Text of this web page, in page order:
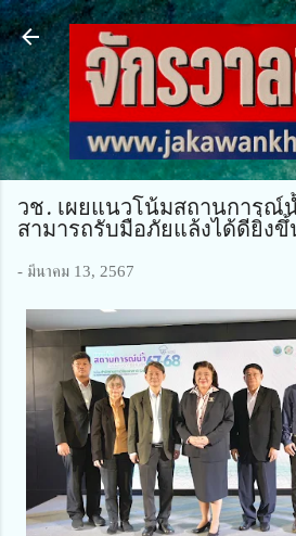
ข้ามไปที่เนื้อหาหลั
วช. เผยแนวโน้มสถานการณ์
สามารถรับมือภัยแล้งได้ดียิ่ง
- มีนาคม 13, 2567